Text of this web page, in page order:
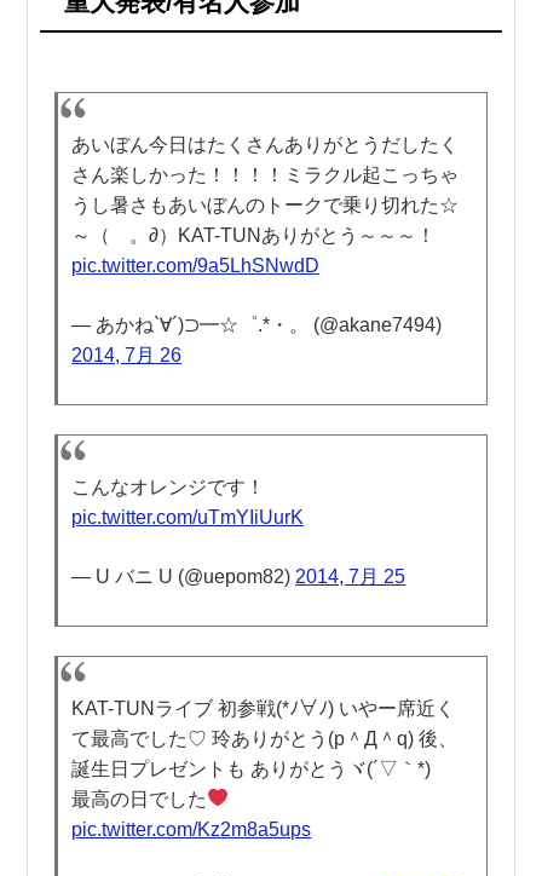
あいぼん今日はたくさんありがとうだしたく
さん楽しかった！！！！ミラクル起こっちゃ
うし暑さもあいぼんのトークで乗り切れた☆
～（ゝ。∂）KAT-TUNありがとう～～～！
pic.twitter.com/9a5LhSNwdD
— あかね`∀´)⊃━☆゜.*・。 (@akane7494)
2014, 7月 26
こんなオレンジです！
pic.twitter.com/uTmYIiUurK
— U バニ U (@uepom82) 2014, 7月 25
KAT-TUNライブ 初参戦(*ﾉ∀ﾉ) いやー席近く
て最高でした♡ 玲ありがとう(p＾Д＾q) 後、
誕生日プレゼントも ありがとうヾ(´▽｀*)ゝ
最高の日でした
pic.twitter.com/Kz2m8a5ups